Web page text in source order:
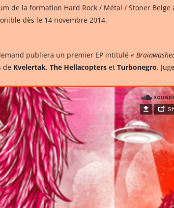
de la formation Hard Rock / Métal / Stoner Belge
dès le 14 novembre 2014.
publiera un premier EP intitulé «
de Kvelertak, The Hellacopters et Turbonegro.